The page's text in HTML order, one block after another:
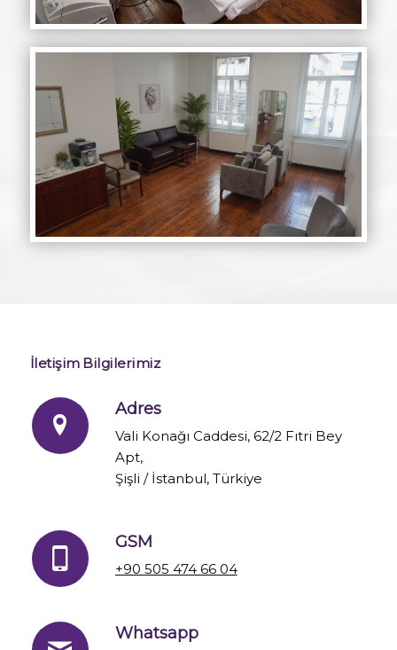
İletişim Bilgilerimiz
Adres
Vali Konağı Caddesi, 62/2 Fıtri Bey
Apt,
Şişli / İstanbul, Türkiye
GSM
+90 505 474 66 04
Whatsapp